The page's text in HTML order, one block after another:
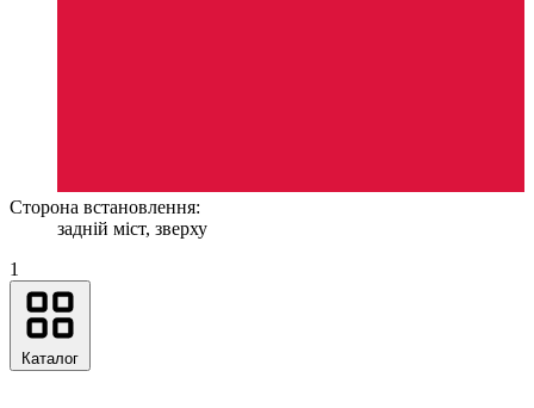
Сторона встановлення:
задній міст, зверху
1
Каталог